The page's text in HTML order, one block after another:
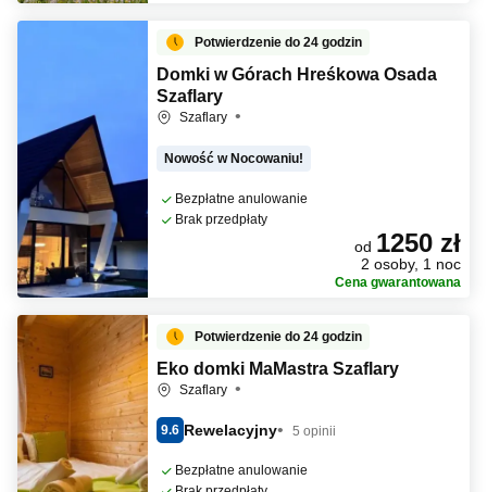
Potwierdzenie do 24 godzin
Domki w Górach Hreśkowa Osada
Szaflary
Szaflary
Nowość w Nocowaniu!
Bezpłatne anulowanie
Brak przedpłaty
od 1250 zł
2 osoby, 1 noc
Cena gwarantowana
Potwierdzenie do 24 godzin
Eko domki MaMastra Szaflary
Szaflary
9.6 Rewelacyjny 5 opinii
Bezpłatne anulowanie